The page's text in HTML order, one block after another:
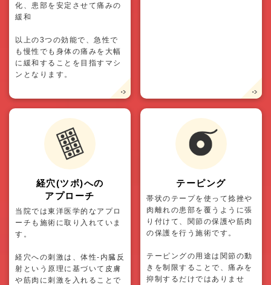
化、患部を安定させて痛みの
緩和
以上の3つの効能で、急性で
も慢性でも身体の痛みを大幅
に緩和することを目指すマシ
ンとなります。
経穴(ツボ)への
アプローチ
当院では東洋医学的なアプロ
ーチも施術に取り入れていま
す。
経穴への刺激は、体性-内臓反
射という原理に基づいて皮膚
や筋肉に刺激を入れることで
テーピング
帯状のテープを使って捻挫や
肉離れの患部を覆うように張
り付けて、関節の保護や筋肉
の保護を行う施術です。
テーピングの用途は関節の動
きを制限することで、痛みを
抑制するだけではありませ